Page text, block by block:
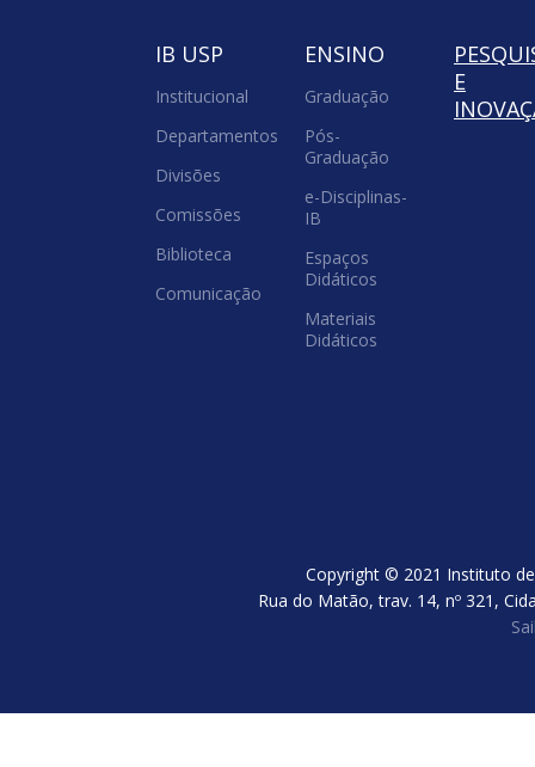
IB USP
Institucional
Departamentos
Divisões
Comissões
Biblioteca
Comunicação
ENSINO
Graduação
Pós-
Graduação
e-Disciplinas-
IB
Espaços
Didáticos
Materiais
Didáticos
E
Copyright © 2021 Instituto
Rua do Matão, trav. 14, nº 321,